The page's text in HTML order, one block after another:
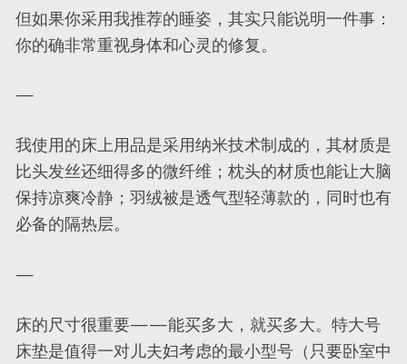
但如果你采用我推荐的睡姿，其实只能说明一件事：
你的确非常重视身体和心灵的修复。
—
我使用的床上用品是采用纳米技术制成的，其材质是
比头发丝还细得多的微纤维；枕头的材质也能让大脑
保持凉爽冷静；羽绒被是透气型轻薄款的，同时也有
必备的隔热层。
—
床的尺寸很重要——能买多大，就买多大。特大号
床垫是值得一对儿夫妇考虑的最小型号（只要卧室中